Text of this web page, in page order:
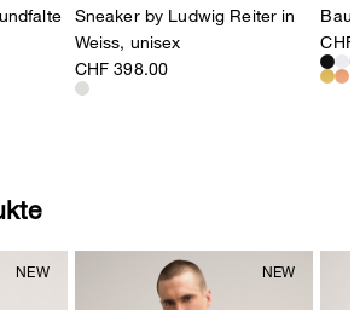
Sneaker by Ludwig Reiter in
Weiss, unisex
CHF 398.00